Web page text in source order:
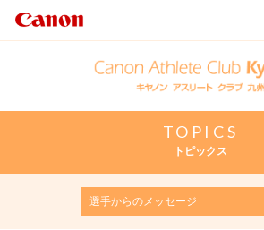
TOPICS
トピックス